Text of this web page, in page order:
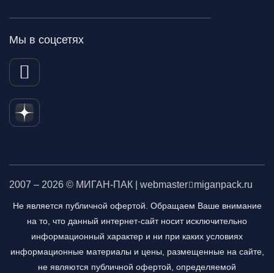
Мы в соцсетях
2007 – 2026 © МИГАН-ПАК | webmaster miganpack.ru
Не является публичной офертой. Обращаем Ваше внимание
на то, что данный интернет-сайт носит исключительно
информационный характер и ни при каких условиях
информационные материалы и цены, размещенные на сайте,
не являются публичной офертой, определяемой